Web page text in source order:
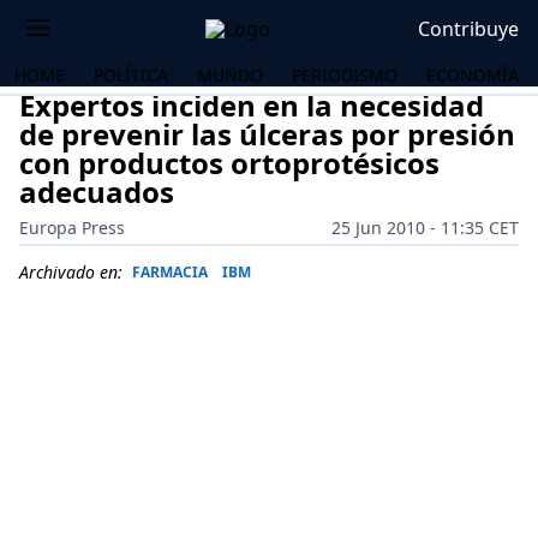
Contribuye
HOME POLÍTICA MUNDO PERIODISMO ECONOMÍA
Expertos inciden en la necesidad
de prevenir las úlceras por presión
con productos ortoprotésicos
adecuados
Europa Press
25 Jun 2010 - 11:35 CET
Archivado en: FARMACIA IBM